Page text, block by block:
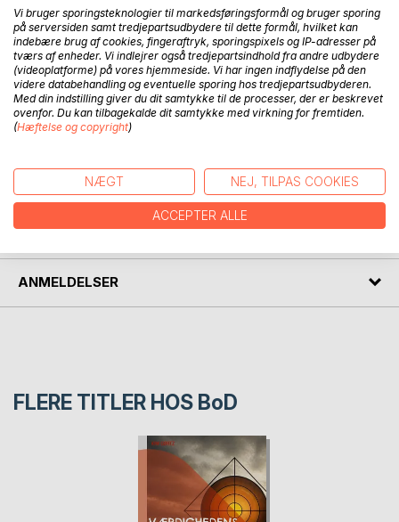
BESKRIVELSE
FLUGT er det ottende bind i serien: "Ufuldendte
serenader" som udtrykker en læsning af Gilles Deleuzes
forfatterskab; deraf undertitlen: "Et Deleuzesk rhizombind".
FORFATTER
PRESSEN SKRIVER
ANMELDELSER
FLERE TITLER HOS BoD
Vi bruger sporingsteknologier til markedsføringsformål og bruger sporing
på serversiden samt tredjepartsudbydere til dette formål, hvilket kan
indebære brug af cookies, fingeraftryk, sporingspixels og IP-adresser på
tværs af enheder. Vi indlejrer også tredjepartsindhold fra andre udbydere
(videoplatforme) på vores hjemmeside. Vi har ingen indflydelse på den
videre databehandling og eventuelle sporing hos tredjepartsudbyderen.
Med din indstilling giver du dit samtykke til de processer, der er beskrevet
ovenfor. Du kan tilbagekalde dit samtykke med virkning for fremtiden.
(Hæftelse og copyright)
NÆGT NEJ, TILPAS COOKIES
ACCEPTER ALLE